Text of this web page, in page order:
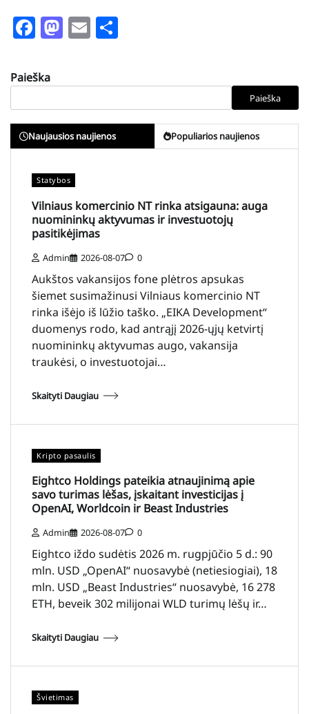
Facebook
Mastodon
Email
Paieška
Paieška
Naujausios naujienos Populiarios naujienos
Statybos
Vilniaus komercinio NT rinka atsigauna: auga
nuomininkų aktyvumas ir investuotojų
pasitikėjimas
Admin 2026-08-07 0
Aukštos vakansijos fone plėtros apsukas
šiemet susimažinusi Vilniaus komercinio NT
rinka išėjo iš lūžio taško. „EIKA Development“
duomenys rodo, kad antrąjį 2026-ųjų ketvirtį
nuomininkų aktyvumas augo, vakansija
traukėsi, o investuotojai…
Skaityti Daugiau
Kripto pasaulis
Eightco Holdings pateikia atnaujinimą apie
savo turimas lėšas, įskaitant investicijas į
OpenAI, Worldcoin ir Beast Industries
Admin 2026-08-07 0
Eightco iždo sudėtis 2026 m. rugpjūčio 5 d.: 90
mln. USD „OpenAI“ nuosavybė (netiesiogiai), 18
mln. USD „Beast Industries“ nuosavybė, 16 278
ETH, beveik 302 milijonai WLD turimų lėšų ir…
Skaityti Daugiau
Švietimas